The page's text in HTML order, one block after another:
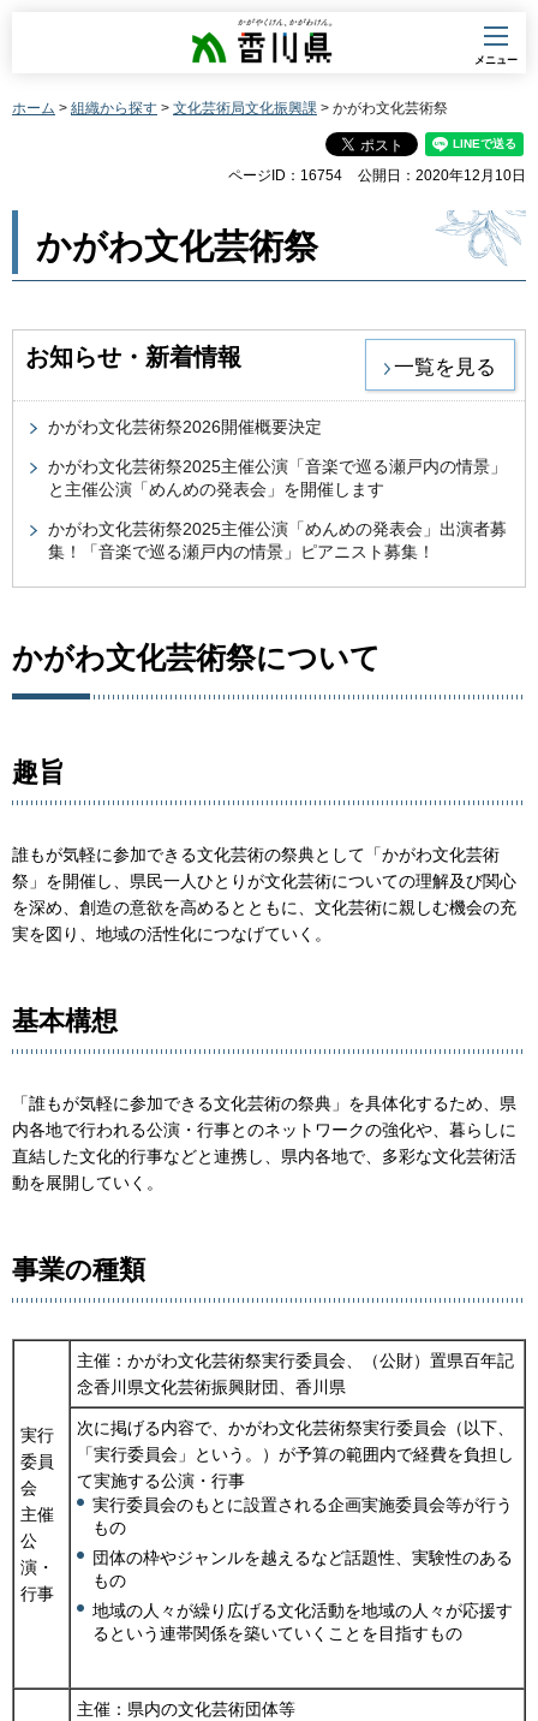
香川県
メニュー
ホーム > 組織から探す > 文化芸術局文化振興課 > かがわ文化芸術祭
ページID：16754 公開日：2020年12月10日
かがわ文化芸術祭
お知らせ・新着情報 一覧を見る
かがわ文化芸術祭2026開催概要決定
かがわ文化芸術祭2025主催公演「音楽で巡る瀬戸内の情景」
と主催公演「めんめの発表会」を開催します
かがわ文化芸術祭2025主催公演「めんめの発表会」出演者募
集！「音楽で巡る瀬戸内の情景」ピアニスト募集！
かがわ文化芸術祭について
趣旨
誰もが気軽に参加できる文化芸術の祭典として「かがわ文化芸術
祭」を開催し、県民一人ひとりが文化芸術についての理解及び関心
を深め、創造の意欲を高めるとともに、文化芸術に親しむ機会の充
実を図り、地域の活性化につなげていく。
基本構想
「誰もが気軽に参加できる文化芸術の祭典」を具体化するため、県
内各地で行われる公演・行事とのネットワークの強化や、暮らしに
直結した文化的行事などと連携し、県内各地で、多彩な文化芸術活
動を展開していく。
事業の種類
実行
委員
会
主催
公
演・
行事
主催：かがわ文化芸術祭実行委員会、（公財）置県百年記
念香川県文化芸術振興財団、香川県
次に掲げる内容で、かがわ文化芸術祭実行委員会（以下、
「実行委員会」という。）が予算の範囲内で経費を負担し
て実施する公演・行事
実行委員会のもとに設置される企画実施委員会等が行う
もの
団体の枠やジャンルを越えるなど話題性、実験性のある
もの
地域の人々が繰り広げる文化活動を地域の人々が応援す
るという連帯関係を築いていくことを目指すもの
主催：県内の文化芸術団体等